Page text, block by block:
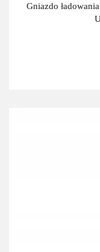
Gniazdo